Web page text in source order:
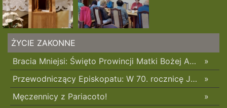
ŻYCIE ZAKONNE
»
Bracia Mniejsi: Święto Prowincji Matki Bożej Anielskiej w Wieliczce
»
Przewodniczący Episkopatu: W 70. rocznicę Jasnogórskich Ślubów Narodu skierujmy nasze serce ku Maryi
»
Męczennicy z Pariacoto!